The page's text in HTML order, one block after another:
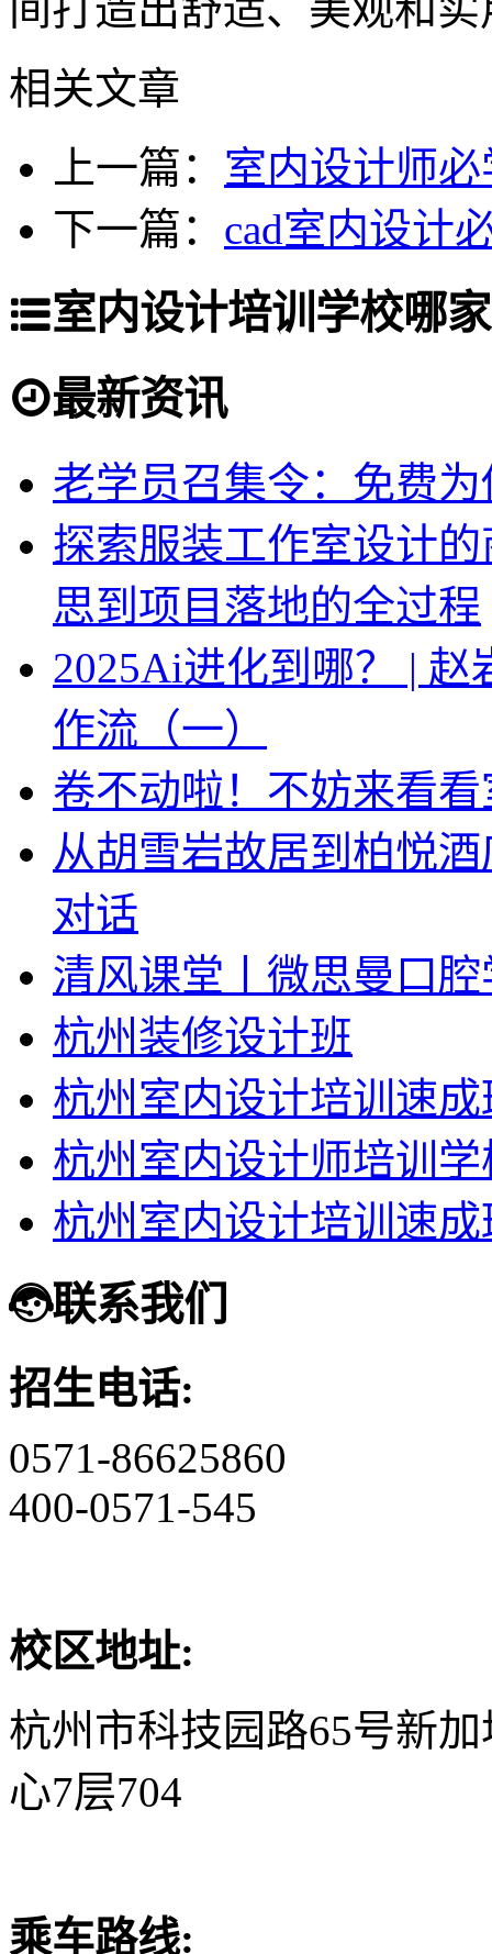
间打造出舒适、美观和
相关文章
上一篇： 室内设计师
下一篇： cad室内设计
室内设计培训学校哪
最新资讯
老学员召集令：免费
探索服装工作室设计
思到项目落地的全过程
2025Ai进化到哪？ |
作流（一）
卷不动啦！不妨来看
从胡雪岩故居到柏悦
对话
清风课堂丨微思曼口
杭州装修设计班
杭州室内设计培训速成
杭州室内设计师培训
杭州室内设计培训速成
联系我们
招生电话:
0571-86625860
400-0571-545
校区地址:
杭州市科技园路65号新
心7层704
乘车路线: